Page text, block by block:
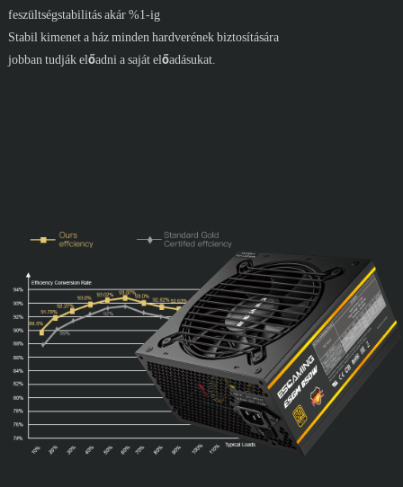
feszültségstabilitás akár %1-ig
Stabil kimenet a ház minden hardverének biztosítására
jobban tudják előadni a saját előadásukat.